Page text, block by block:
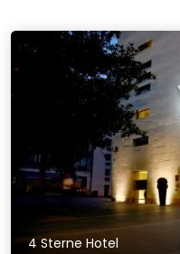
4 Sterne Hotel